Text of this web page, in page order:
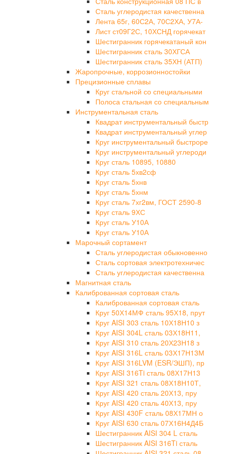
Сталь углеродистая качественна
Лента 65г, 60С2А, 70С2ХА, У7А-
Лист ст09Г2С, 10ХСНД горячекат
Шестигранник горячекатаный кон
Шестигранник сталь 30ХГСА
Шестигранник сталь 35ХН (АТП)
Жаропрочные, коррозионностойки
Прецизионные сплавы
Круг стальной со специальными
Полоса стальная со специальным
Инструментальная сталь
Квадрат инструментальный быстр
Квадрат инструментальный углер
Круг инструментальный быстроре
Круг инструментальный углероди
Круг сталь 10895, 10880
Круг сталь 5хв2сф
Круг сталь 5хнв
Круг сталь 5хнм
Круг сталь 7хг2вм, ГОСТ 2590-8
Круг сталь 9ХС
Круг сталь У10А
Круг сталь У10А
Марочный сортамент
Сталь углеродистая обыкновенно
Сталь сортовая электротехничес
Сталь углеродистая качественна
Магнитная сталь
Калиброванная сортовая сталь
Калиброванная сортовая сталь
Круг 50Х14МФ сталь 95Х18, прут
Круг AISI 303 сталь 10Х18Н10 з
Круг AISI 304L сталь 03Х18Н11,
Круг AISI 310 сталь 20Х23Н18 з
Круг AISI 316L сталь 03Х17Н13М
Круг AISI 316LVM (ESR/ЭШП), пр
Круг AISI 316Ti сталь 08Х17Н13
Круг AISI 321 сталь 08Х18Н10Т,
Круг AISI 420 сталь 20Х13, пру
Круг AISI 420 сталь 40Х13, пру
Круг AISI 430F сталь 08Х17МН о
Круг AISI 630 сталь 07Х16Н4Д4Б
Шестигранник AISI 304 L сталь
Шестигранник AISI 316Ti сталь